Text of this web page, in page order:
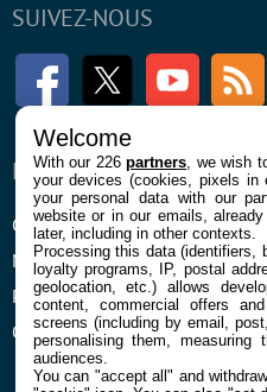
SUIVEZ-NOUS
FacebookTwitter Youtube
ENTREPRISE
Confidentialité et Cookies
Mentions légales et CGU
Préférences Cookies
Qui sommes nous
Welcome
With our 226partners , we wish
your devices (cookies, pixels in
your personal data with our
website or in our emails,
later, including in other contexts.
Processing this data (identifiers,
loyalty programs, IP, postal
geolocation, etc.) allows
content, commercial offers
screens (including by email,
personalising them, measuring
audiences.
You can "accept all" and